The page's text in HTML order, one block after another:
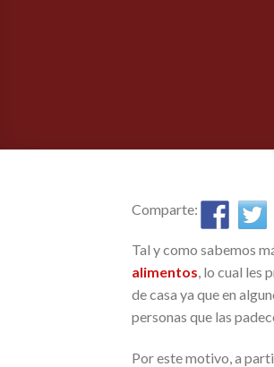
Comparte:
Tal y como sabemos
alimentos, lo cual les
de casa ya que en
personas que las
Por este motivo, a